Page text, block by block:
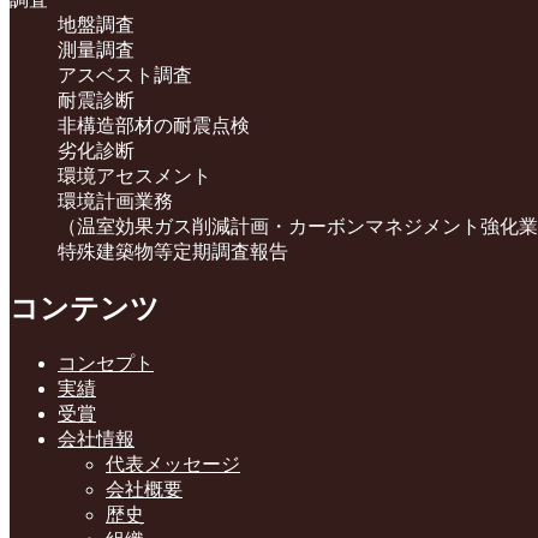
地盤調査
測量調査
アスベスト調査
耐震診断
非構造部材の耐震点検
劣化診断
環境アセスメント
環境計画業務
（温室効果ガス削減計画・カーボンマネジメント強化
特殊建築物等定期調査報告
コンテンツ
コンセプト
実績
受賞
会社情報
代表メッセージ
会社概要
歴史